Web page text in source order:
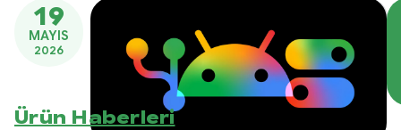
19
MAYIS
2026
Ürün Haberleri